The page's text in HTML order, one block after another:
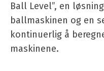
Ball Level”, en
ballmaskinen og en
kontinuerlig å
maskinene.